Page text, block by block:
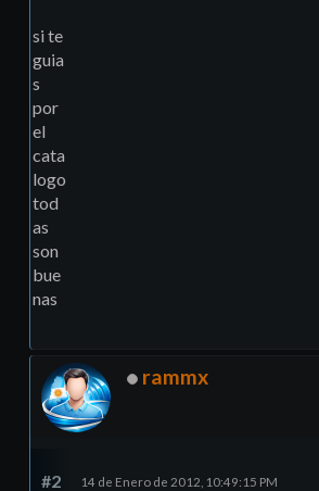
si te
guia
s
por
el
cata
logo
tod
as
son
bue
nas
rammx
#2 14 de Enero de 2012, 10:49:15 PM